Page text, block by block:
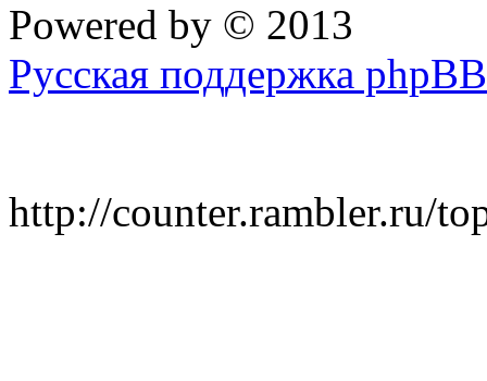
Powered by © 2013
Русская поддержка phpBB
http://counter.rambler.ru/